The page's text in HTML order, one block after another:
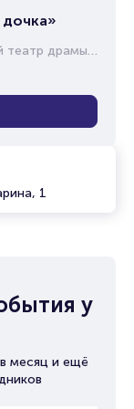
1
дочка»
им. М.Горького
у
месяц и ещё